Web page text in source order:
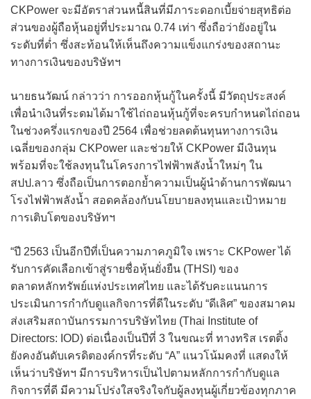
CKPower จะมีอัตราส่วนหนี้สินที่มีภาระดอกเบี้ยจ่ายสุทธิต่อ
ส่วนของผู้ถือหุ้นอยู่ที่ประมาณ 0.74 เท่า ซึ่งถือว่ายังอยู่ใน
ระดับที่ต่ำ ซึ่งสะท้อนให้เห็นถึงความแข็งแกร่งของสถานะ
ทางการเงินของบริษัทฯ
นายธนวัฒน์ กล่าวว่า การออกหุ้นกู้ในครั้งนี้ มีวัตถุประสงค์
เพื่อนำเงินที่ระดมได้มาใช้ไถ่ถอนหุ้นกู้ที่จะครบกำหนดไถ่ถอน
ในช่วงครึ่งแรกของปี 2564 เพื่อช่วยลดต้นทุนทางการเงิน
เฉลี่ยของกลุ่ม CKPower และช่วยให้ CKPower มีเงินทุน
พร้อมที่จะใช้ลงทุนในโครงการไฟฟ้าพลังน้ำใหม่ๆ ใน
สปป.ลาว ซึ่งถือเป็นการตอกย้ำความเป็นผู้นำด้านการพัฒนา
โรงไฟฟ้าพลังน้ำ สอดคล้องกับนโยบายลงทุนและเป้าหมาย
การเติบโตของบริษัทฯ
“ปี 2563 เป็นอีกปีที่เป็นความภาคภูมิใจ เพราะ CKPower ได้
รับการคัดเลือกเข้าสู่รายชื่อหุ้นยั่งยืน (THSI) ของ
ตลาดหลักทรัพย์แห่งประเทศไทย และได้รับคะแนนการ
ประเมินการกำกับดูแลกิจการที่ดีในระดับ “ดีเลิศ” ของสมาคม
ส่งเสริมสถาบันกรรมการบริษัทไทย (Thai Institute of
Directors: IOD) ต่อเนื่องเป็นปีที่ 3 ในขณะที่ ทางทริส เรตติ้ง
ยังคงอันดับเครดิตองค์กรที่ระดับ “A” แนวโน้มคงที่ แสดงให้
เห็นว่าบริษัทฯ มีการบริหารเป็นไปตามหลักการกำกับดูแล
กิจการที่ดี มีความโปร่งใสจริงใจกับผู้ลงทุนผู้เกี่ยวข้องทุกภาค